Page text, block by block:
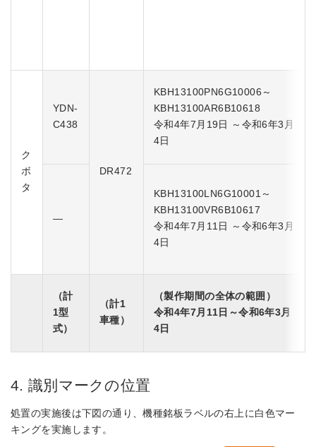
ク
ボ
タ
YDN-
C438
DR472
KBH13100PN6G10006～
KBH13100AR6B10618
令和4年7月19日 ～令和6年3月
4日
―
KBH13100LN6G10001～
KBH13100VR6B10617
令和4年7月11日 ～令和6年3月
4日
（計
1型
式）
（計1
車種）
（製作期間の全体の範囲）
令和4年7月11日～令和6年3月
4日
4. 識別マークの位置
処置の実施後は下図の通り、機種銘板ラベルの右上に白色マー
キングを実施します。